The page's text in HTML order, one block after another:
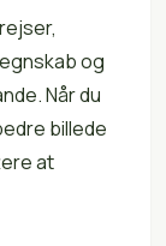
og
Når du
billede
at